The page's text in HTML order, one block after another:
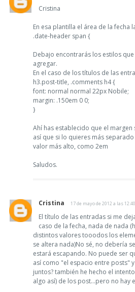
Cristina
En esa plantilla el área de la fecha
.date-header span {
Debajo encontrarás los estilos
agregar.
En el caso de los títulos de las
h3.post-title, .comments h4 {
font: normal normal 22px Nobile;
margin: .150em 0 0;
}
Ahí has establecido que el
así que si lo quieres más
valor más alto, como 2em
Saludos.
Cristina 17 de mayo de 2012 a las 12:40
El título de las entradas si me
caso de la fecha, nada de nada
distintos valores tooodos los
se altera nada)No sé, no debería
estará escapando. No puede ser
así como "el espacio entre posts"
juntos? también he hecho el
algo así) de los post...pero no hay